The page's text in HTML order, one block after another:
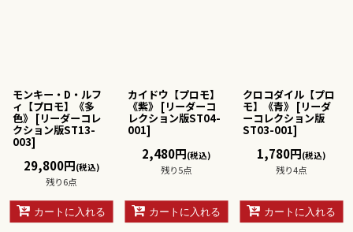
モンキー・D・ルフ
ィ【プロモ】《多
色》 [リーダーコレ
クション版ST13-
003]
29,800円(税込)
残り6点
カートに入れる
カイドウ【プロモ】
《紫》 [リーダーコ
レクション版ST04-
001]
2,480円(税込)
残り5点
カートに入れる
クロコダイル【プロ
モ】《青》 [リーダ
ーコレクション版
ST03-001]
1,780円(税込)
残り4点
カートに入れる